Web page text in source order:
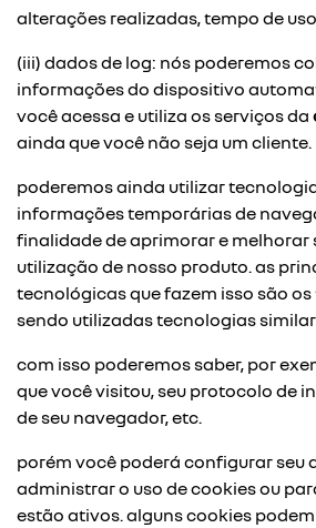
alterações realizadas, tempo de
(iii) dados de log: nós poderemos
informações do dispositivo
você acessa e utiliza os serviços da
ainda que você não seja um cliente.
poderemos ainda utilizar
informações temporárias de
finalidade de aprimorar e melhorar
utilização de nosso produto. as
tecnológicas que fazem isso são os
sendo utilizadas tecnologias
com isso poderemos saber, por
que você visitou, seu protocolo de
de seu navegador, etc.
porém você poderá configurar seu
administrar o uso de cookies ou
estão ativos. alguns cookies